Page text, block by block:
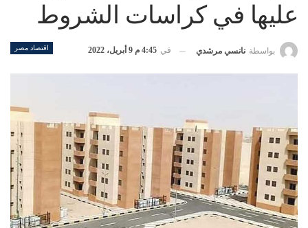
عليها في كراسات الشروط
اقتصاد مصر بواسطة نانسي مرشدي في 4:45 م 9 أبريل، 2022